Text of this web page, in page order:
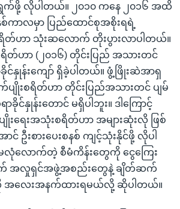
က်ဖို့ လိုပါတယ်။ ၂၀၁၀ ကနေ ၂၀၁၆ အထိ
ကာလမှာ ပြည်ထောင်စုအစိုးရရဲ့
တ်ဟာ သုံးဆလောက် တိုးပွားလာပါတယ်။
ရိတ်ဟာ (၂၀၁၆) တိုင်းပြည် အသားတင်
နှုန်းကျော် ရှိခဲ့ပါတယ်။ ဖွံ့ဖြိုးဆဲအာရှ
ပျိုးစရိတ်ဟာ တိုင်းပြည်အသားတင် ပျမ်
င်နှုန်းတောင် မရှိပါဘူး။ ဒါကြောင့်
ျိုးရေးအသုံးစရိတ်ဟာ အများဆုံးလို ဖြစ်
ဦးစားပေးစနစ် ကျင့်သုံးနိုင်ဖို့ လိုပါ
လောက်တဲ့ စီမံကိန်းတွေကို ငွေကြေး
အလှုရှင်အဖွဲ့အစည်းတွေနဲ့ ချိတ်ဆက်
အလေးအနက်ထားရမယ်လို့ ဆိုပါတယ်။